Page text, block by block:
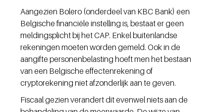
Aangezien Bolero (onderdeel van KBC Bank) een
Belgische financiële instelling is, bestaat er geen
meldingsplicht bij het CAP. Enkel buitenlandse
rekeningen moeten worden gemeld. Ook in de
aangifte personenbelasting hoeft men het bestaan
van een Belgische effectenrekening of
cryptorekening niet afzonderlijk aan te geven.
Fiscaal gezien verandert dit evenwel niets aan de